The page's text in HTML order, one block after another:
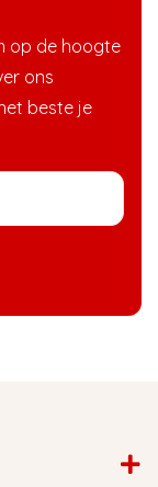
op de hoogte
ons
beste je